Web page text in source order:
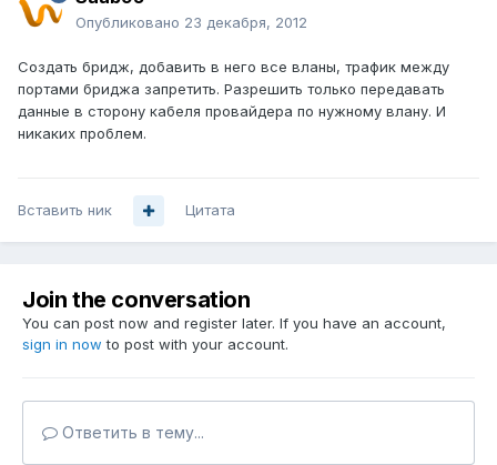
Опубликовано 23 декабря, 2012
Создать бридж, добавить в него все вланы, трафик между
портами бриджа запретить. Разрешить только передавать
данные в сторону кабеля провайдера по нужному влану. И
никаких проблем.
Вставить ник Цитата
Join the conversation
You can post now and register later. If you have an account,
sign in now to post with your account.
Ответить в тему...